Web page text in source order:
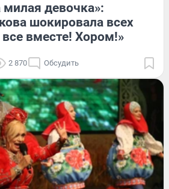
милая девочка»:
шокировала всех
вместе! Хором!»
2 870 Обсудить